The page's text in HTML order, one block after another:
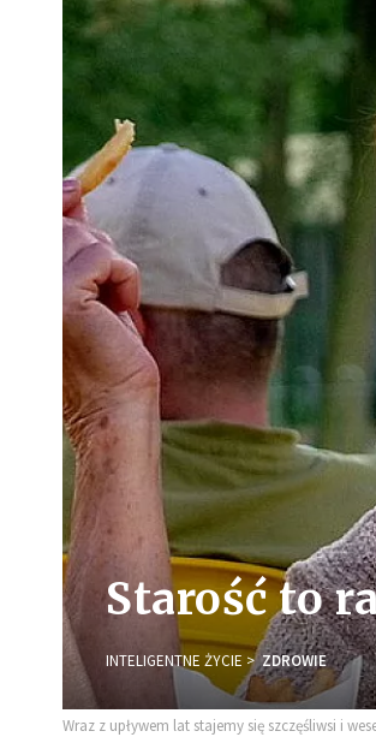
Starość to
INTELIGENTNE ŻYCIE ZDROWIE
Wraz z upływem lat stajemy się szczęśliwsi i